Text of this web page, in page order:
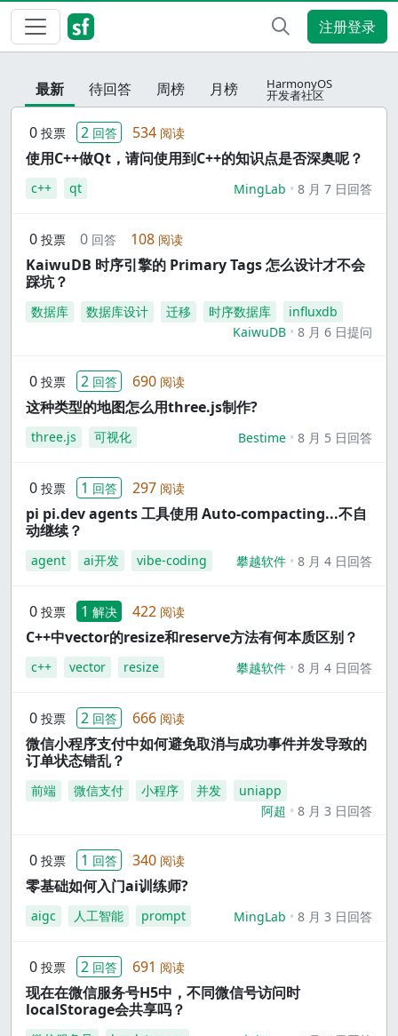
注册登录
最新 待回答 周榜 月榜 HarmonyOS
开发者社区
0 投票 2 回答 534 阅读
使用C++做Qt，请问使用到C++的知识点是否深奥呢？
c++ qt MingLab 8 月 7 日回答
0 投票 0 回答 108 阅读
KaiwuDB 时序引擎的 Primary Tags 怎么设计才不会
踩坑？
数据库 数据库设计 迁移 时序数据库
influxdb
KaiwuDB
8 月 6 日提问
0 投票 2 回答 690 阅读
这种类型的地图怎么用three.js制作?
three.js 可视化 Bestime 8 月 5 日回答
0 投票 1 回答 297 阅读
pi pi.dev agents 工具使用 Auto-compacting...不自
动继续？
agent ai开发 vibe-coding 攀越软件 8 月 4 日回答
0 投票 1 解决 422 阅读
C++中vector的resize和reserve方法有何本质区别？
c++ vector resize 攀越软件 8 月 4 日回答
0 投票 2 回答 666 阅读
微信小程序支付中如何避免取消与成功事件并发导致的
订单状态错乱？
前端 微信支付 小程序 并发
uniapp
阿超
8 月 3 日回答
0 投票 1 回答 340 阅读
零基础如何入门ai训练师?
aigc 人工智能 prompt MingLab 8 月 3 日回答
0 投票 2 回答 691 阅读
现在在微信服务号H5中，不同微信号访问时
localStorage会共享吗？